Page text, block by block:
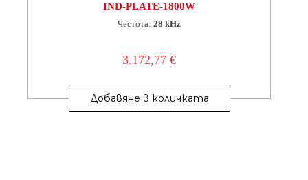
IND-PLATE-1800W
Честота: 28 kHz
3.172,77€
Добавяне в количката